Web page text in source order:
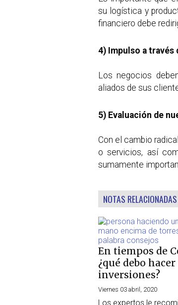
su logística y
financiero debe
4) Impulso a través
Los negocios
aliados de sus
5) Evaluación de
Con el cambio
o servicios, así
sumamente
NOTAS RELACIONADAS
En tiempos de
¿qué debo
inversiones?
Viernes 03 abril, 2020
Los expertos le